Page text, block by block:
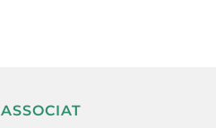
ASSOCIAT